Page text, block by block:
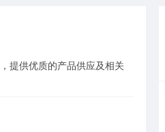
提供优质的产品供应及相关